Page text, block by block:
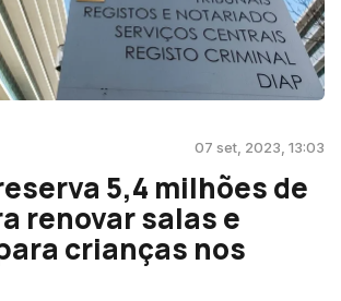
07 set, 2023, 13:03
5,4 milhões de
renovar salas e
crianças nos